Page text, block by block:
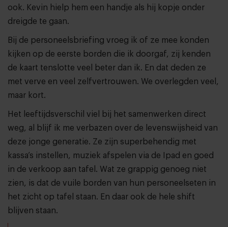
ook. Kevin hielp hem een handje als hij kopje onder
dreigde te gaan.
Bij de personeelsbriefing vroeg ik of ze mee konden
kijken op de eerste borden die ik doorgaf, zij kenden
de kaart tenslotte veel beter dan ik. En dat deden ze
met verve en veel zelfvertrouwen. We overlegden veel,
maar kort.
Het leeftijdsverschil viel bij het samenwerken direct
weg, al blijf ik me verbazen over de levenswijsheid van
deze jonge generatie. Ze zijn superbehendig met
kassa’s instellen, muziek afspelen via de Ipad en goed
in de verkoop aan tafel. Wat ze grappig genoeg niet
zien, is dat de vuile borden van hun personeelseten in
het zicht op tafel staan. En daar ook de hele shift
blijven staan.